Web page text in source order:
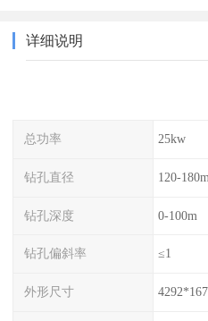
详细说明
总功率 25kw
钻孔直径 120-
钻孔深度 0-100m
钻孔偏斜率 ≤1
外形尺寸